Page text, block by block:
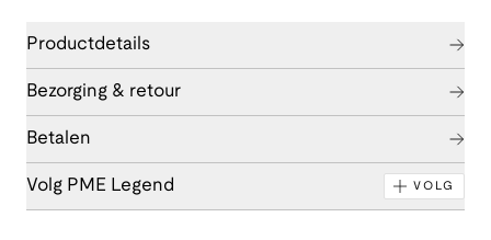
Productdetails
Bezorging & retour
Betalen
Volg PME Legend VOLG